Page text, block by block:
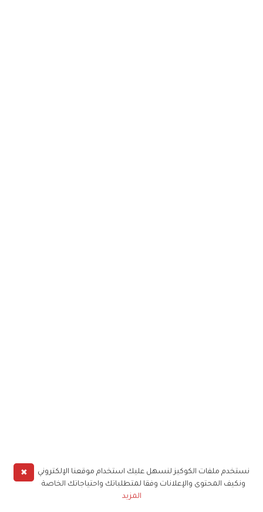
✖
نستخدم ملفات الكوكيز لنسهل عليك استخدام موقعنا الإلكتروني
ونكيف المحتوى والإعلانات وفقا لمتطلباتك واحتياجاتك الخاصة
المزيد